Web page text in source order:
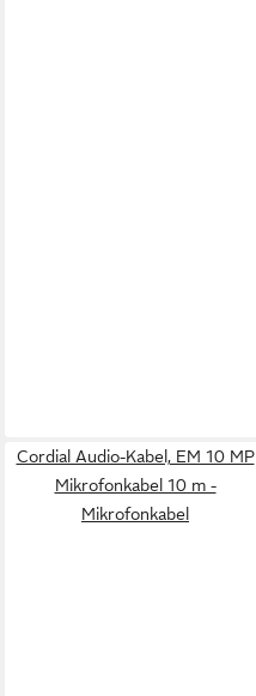
Cordial Audio-Kabel, EM 10 MP
Mikrofonkabel 10 m -
Mikrofonkabel